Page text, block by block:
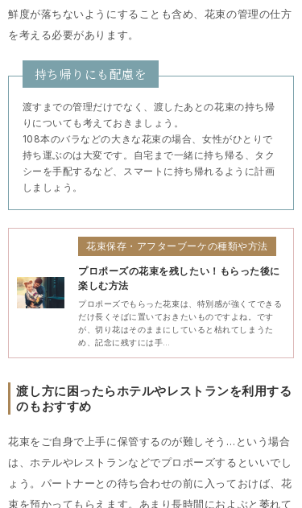
鮮度が落ちないようにすることも含め、花束の管理の仕方
を考える必要があります。
持ち帰りにも配慮を
渡すまでの管理だけでなく、渡したあとの花束の持ち帰
りについても考えておきましょう。
108本のバラなどの大きな花束の場合、女性がひとりで
持ち運ぶのは大変です。自宅まで一緒に持ち帰る、タク
シーを手配するなど、スマートに持ち帰れるように計画
しましょう。
花束保存・アフターブーケの種類や方法
プロポーズの花束を残したい！もらった後に
楽しむ方法
プロポーズでもらった花束は、特別感が強くてできる
だけ長くそばに置いておきたいものですよね。です
が、切り花はそのままにしていると枯れてしまうた
め、記念に残すには手…
渡し方に困ったらホテルやレストランを利用する
のもおすすめ
花束をご自身で上手に保管するのが難しそう…という場合
は、ホテルやレストランなどでプロポーズするといいでし
ょう。パートナーとの待ち合わせの前に入っておけば、花
束を預かってもらえます。あまり長時間におよぶと萎れて